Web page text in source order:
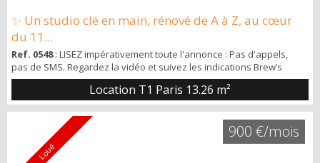
✨ Un studio clé en main, rénové de A à Z, au cœur
du 11...
Ref. 0548: LISEZ impérativement toute l'annonce : Pas d'appels,
pas de SMS. Regardez la vidéo et suivez les indications Brew’s
Immobilier vous présente ce studio de 13,26 m², situé au 36 rue
Sedaine, Paris 11e, au 3ᵉ étage, avec vue dégagée et calme
appréciable. Un petit espace, oui — mais pensé intelligemment,
rénové intégralement, et prêt à accueillir son futur locataire sans
compromis. 🏠 L’appa...
Location T1 Paris 13.26 m²
Loué
900 €/mois